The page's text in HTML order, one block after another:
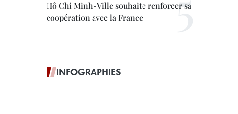
Hô Chi Minh-Ville souhaite renforcer sa
coopération avec la France
INFOGRAPHIES